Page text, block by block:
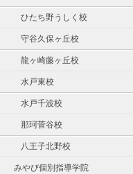
ひたち野うしく校
守谷久保ヶ丘校
龍ヶ崎藤ヶ丘校
水戸東校
水戸千波校
那珂菅谷校
八王子北野校
みやび個別指導学院